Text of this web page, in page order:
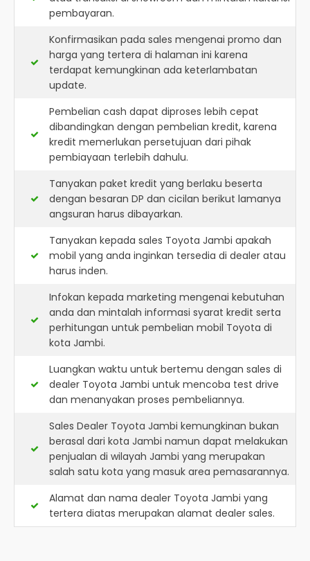
pembayaran.
Konfirmasikan pada sales mengenai promo dan
harga yang tertera di halaman ini karena
terdapat kemungkinan ada keterlambatan
update.
Pembelian cash dapat diproses lebih cepat
dibandingkan dengan pembelian kredit, karena
kredit memerlukan persetujuan dari pihak
pembiayaan terlebih dahulu.
Tanyakan paket kredit yang berlaku beserta
dengan besaran DP dan cicilan berikut lamanya
angsuran harus dibayarkan.
Tanyakan kepada sales Toyota Jambi apakah
mobil yang anda inginkan tersedia di dealer atau
harus inden.
Infokan kepada marketing mengenai kebutuhan
anda dan mintalah informasi syarat kredit serta
perhitungan untuk pembelian mobil Toyota di
kota Jambi.
Luangkan waktu untuk bertemu dengan sales di
dealer Toyota Jambi untuk mencoba test drive
dan menanyakan proses pembeliannya.
Sales Dealer Toyota Jambi kemungkinan bukan
berasal dari kota Jambi namun dapat melakukan
penjualan di wilayah Jambi yang merupakan
salah satu kota yang masuk area pemasarannya.
Alamat dan nama dealer Toyota Jambi yang
tertera diatas merupakan alamat dealer sales.